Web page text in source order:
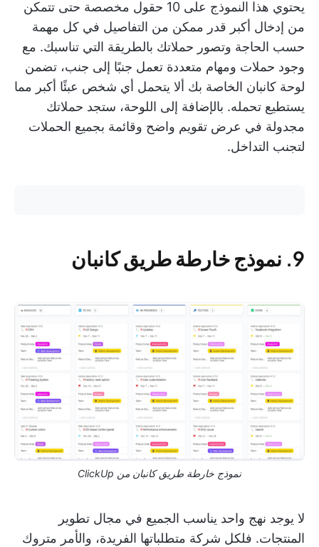
يحتوي هذا النموذج على 10 حقول مخصصة حتى تتمكن
من إدخال أكبر قدر ممكن من التفاصيل في كل مهمة
حسب الحاجة وتصور حملاتك بالطريقة التي تناسبك. مع
وجود حملات ومهام متعددة تعمل جنبًا إلى جنب، تضمن
لوحة كانبان الخاصة بك ألا يتحمل أي شخص عبئًا أكبر مما
يستطيع تحمله. بالإضافة إلى اللوحة، ستجد حملاتك
مجدولة في عرض تقويم واضح وقائمة بجميع الحملات
لتجنب التداخل.
9. نموذج خارطة طريق كانبان
نموذج خارطة طريق كانبان من ClickUp
لا يوجد نهج واحد يناسب الجميع في مجال تطوير
المنتجات. فلكل شركة متطلباتها الفريدة، والأمر متروك